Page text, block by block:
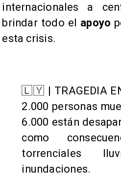
internacionales a
brindar todo el apoyo
esta crisis.
🇱🇾 | TRAGEDIA
2.000 personas
6.000 están
como
torrenciales
inundaciones.